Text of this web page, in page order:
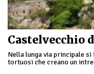
Castelvecchio
Nella lunga via principale
tortuosi che creano un